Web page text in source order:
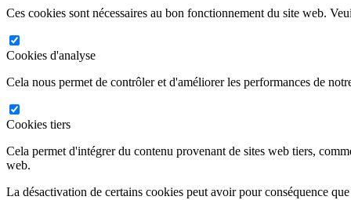
Ces cookies sont nécessaires au bon fonctionnement du site web.
Cookies d'analyse
Cela nous permet de contrôler et d'améliorer les performances de
Cookies tiers
Cela permet d'intégrer du contenu provenant de sites web tiers,
web.
La désactivation de certains cookies peut avoir pour conséquence